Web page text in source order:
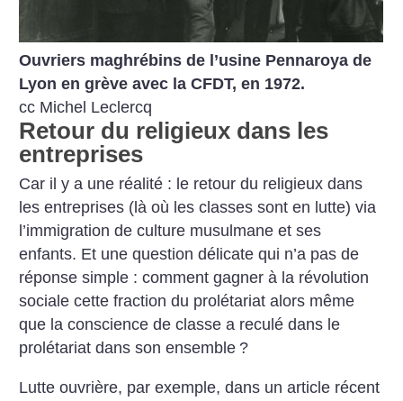
Ouvriers maghrébins de l’usine Pennaroya de
Lyon en grève avec la CFDT, en 1972.
cc Michel Leclercq
Retour du religieux dans les
entreprises
Car il y a une réalité : le retour du religieux dans
les entreprises (là où les classes sont en lutte) via
l’immigration de culture musulmane et ses
enfants. Et une question délicate qui n’a pas de
réponse simple : comment gagner à la révolution
sociale cette fraction du prolétariat alors même
que la conscience de classe a reculé dans le
prolétariat dans son ensemble ?
Lutte ouvrière, par exemple, dans un article récent